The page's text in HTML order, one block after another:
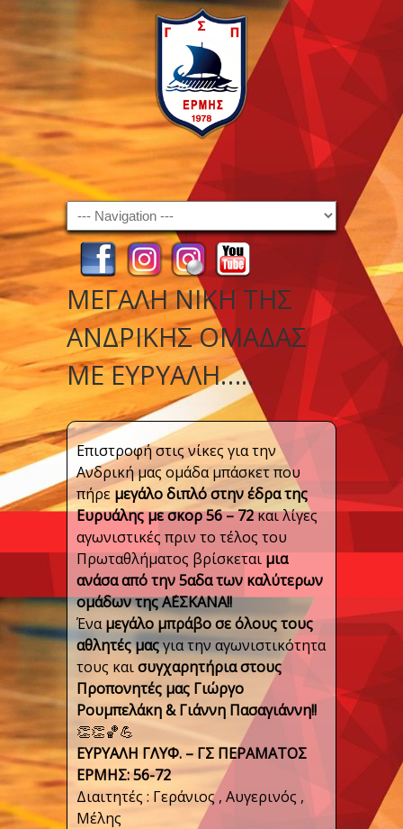
Navigation
ΜΕΓΆΛΗ ΝΊΚΗ ΤΗΣ
ΑΝΔΡΙΚΉΣ ΟΜΆΔΑΣ
ΜΕ ΕΥΡΥΆΛΗ…..
Επιστροφή στις νίκες για την
Ανδρική μας ομάδα μπάσκετ που
πήρε μεγάλο διπλό στην έδρα της
Ευρυάλης με σκορ 56 – 72και λίγες
αγωνιστικές πριν το τέλος του
Πρωταθλήματος βρίσκεταιμια
ανάσα από την 5αδα των καλύτερων
ομάδων της Α΄ΕΣΚΑΝΑ!!
Έναμεγάλο μπράβο σε όλους τους
αθλητές μαςγια την αγωνιστικότητα
τους καισυγχαρητήρια στους
Προπονητές μας Γιώργο
Ρουμπελάκη & Γιάννη Πασαγιάννη!!
👏👏🏀💪
EYΡΥΑΛΗ ΓΛΥΦ. – ΓΣ ΠΕΡΑΜΑΤΟΣ
ΕΡΜΗΣ: 56-72
Διαιτητές : Γεράνιος , Αυγερινός ,
Μέλης